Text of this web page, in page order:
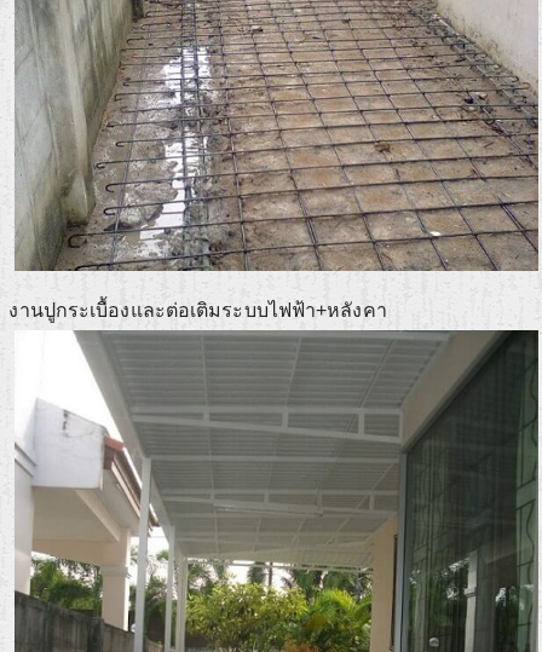
งานปูกระเบื้องและต่อเติมระบบไฟฟ้า+หลังคา